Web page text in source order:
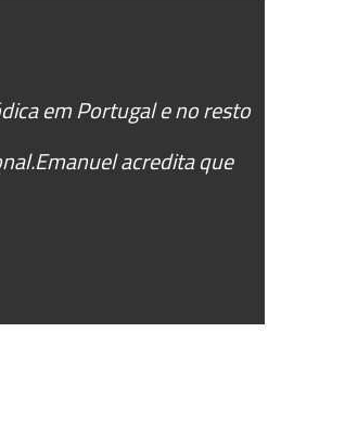
em Portugal e no resto
acredita que